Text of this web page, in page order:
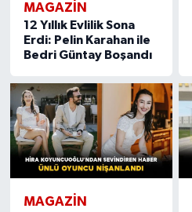
MAGAZIN
12 Yıllık Evlilik Sona
Erdi: Pelin Karahan ile
Bedri Güntay Boşandı
MAGAZIN